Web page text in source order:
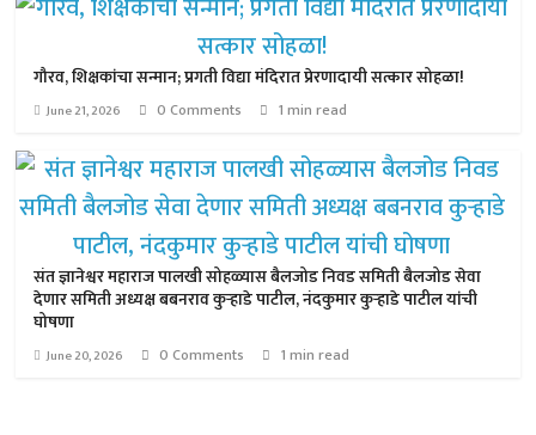
गौरव, शिक्षकांचा सन्मान; प्रगती विद्या मंदिरात प्रेरणादायी सत्कार सोहळा!
June 21, 2026 0 Comments 1 min read
संत ज्ञानेश्वर महाराज पालखी सोहळ्यास बैलजोड निवड समिती बैलजोड सेवा
देणार समिती अध्यक्ष बबनराव कुऱ्हाडे पाटील, नंदकुमार कुऱ्हाडे पाटील यांची
घोषणा
June 20, 2026 0 Comments 1 min read